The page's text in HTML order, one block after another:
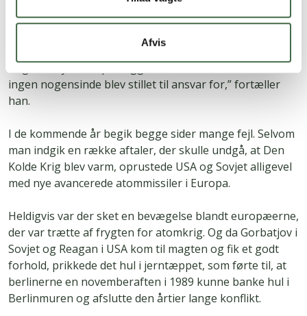
Afvis
”58.000 amerikanske soldater og to-tre millioner
vietnamesere blev dræbt. Der blev begået
krigsforbrydelser på begge sider for åben skærm, som
ingen nogensinde blev stillet til ansvar for,” fortæller
han.
I de kommende år begik begge sider mange fejl. Selvom
man indgik en række aftaler, der skulle undgå, at Den
Kolde Krig blev varm, oprustede USA og Sovjet alligevel
med nye avancerede atommissiler i Europa.
Heldigvis var der sket en bevægelse blandt europæerne,
der var trætte af frygten for atomkrig. Og da Gorbatjov i
Sovjet og Reagan i USA kom til magten og fik et godt
forhold, prikkede det hul i jerntæppet, som førte til, at
berlinerne en novemberaften i 1989 kunne banke hul i
Berlinmuren og afslutte den årtier lange konflikt.